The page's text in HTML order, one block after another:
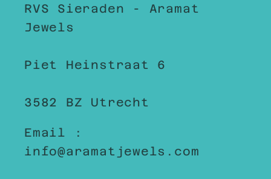
RVS Sieraden - Aramat
Jewels
Piet Heinstraat 6
3582 BZ Utrecht
Email :
info@aramatjewels.com